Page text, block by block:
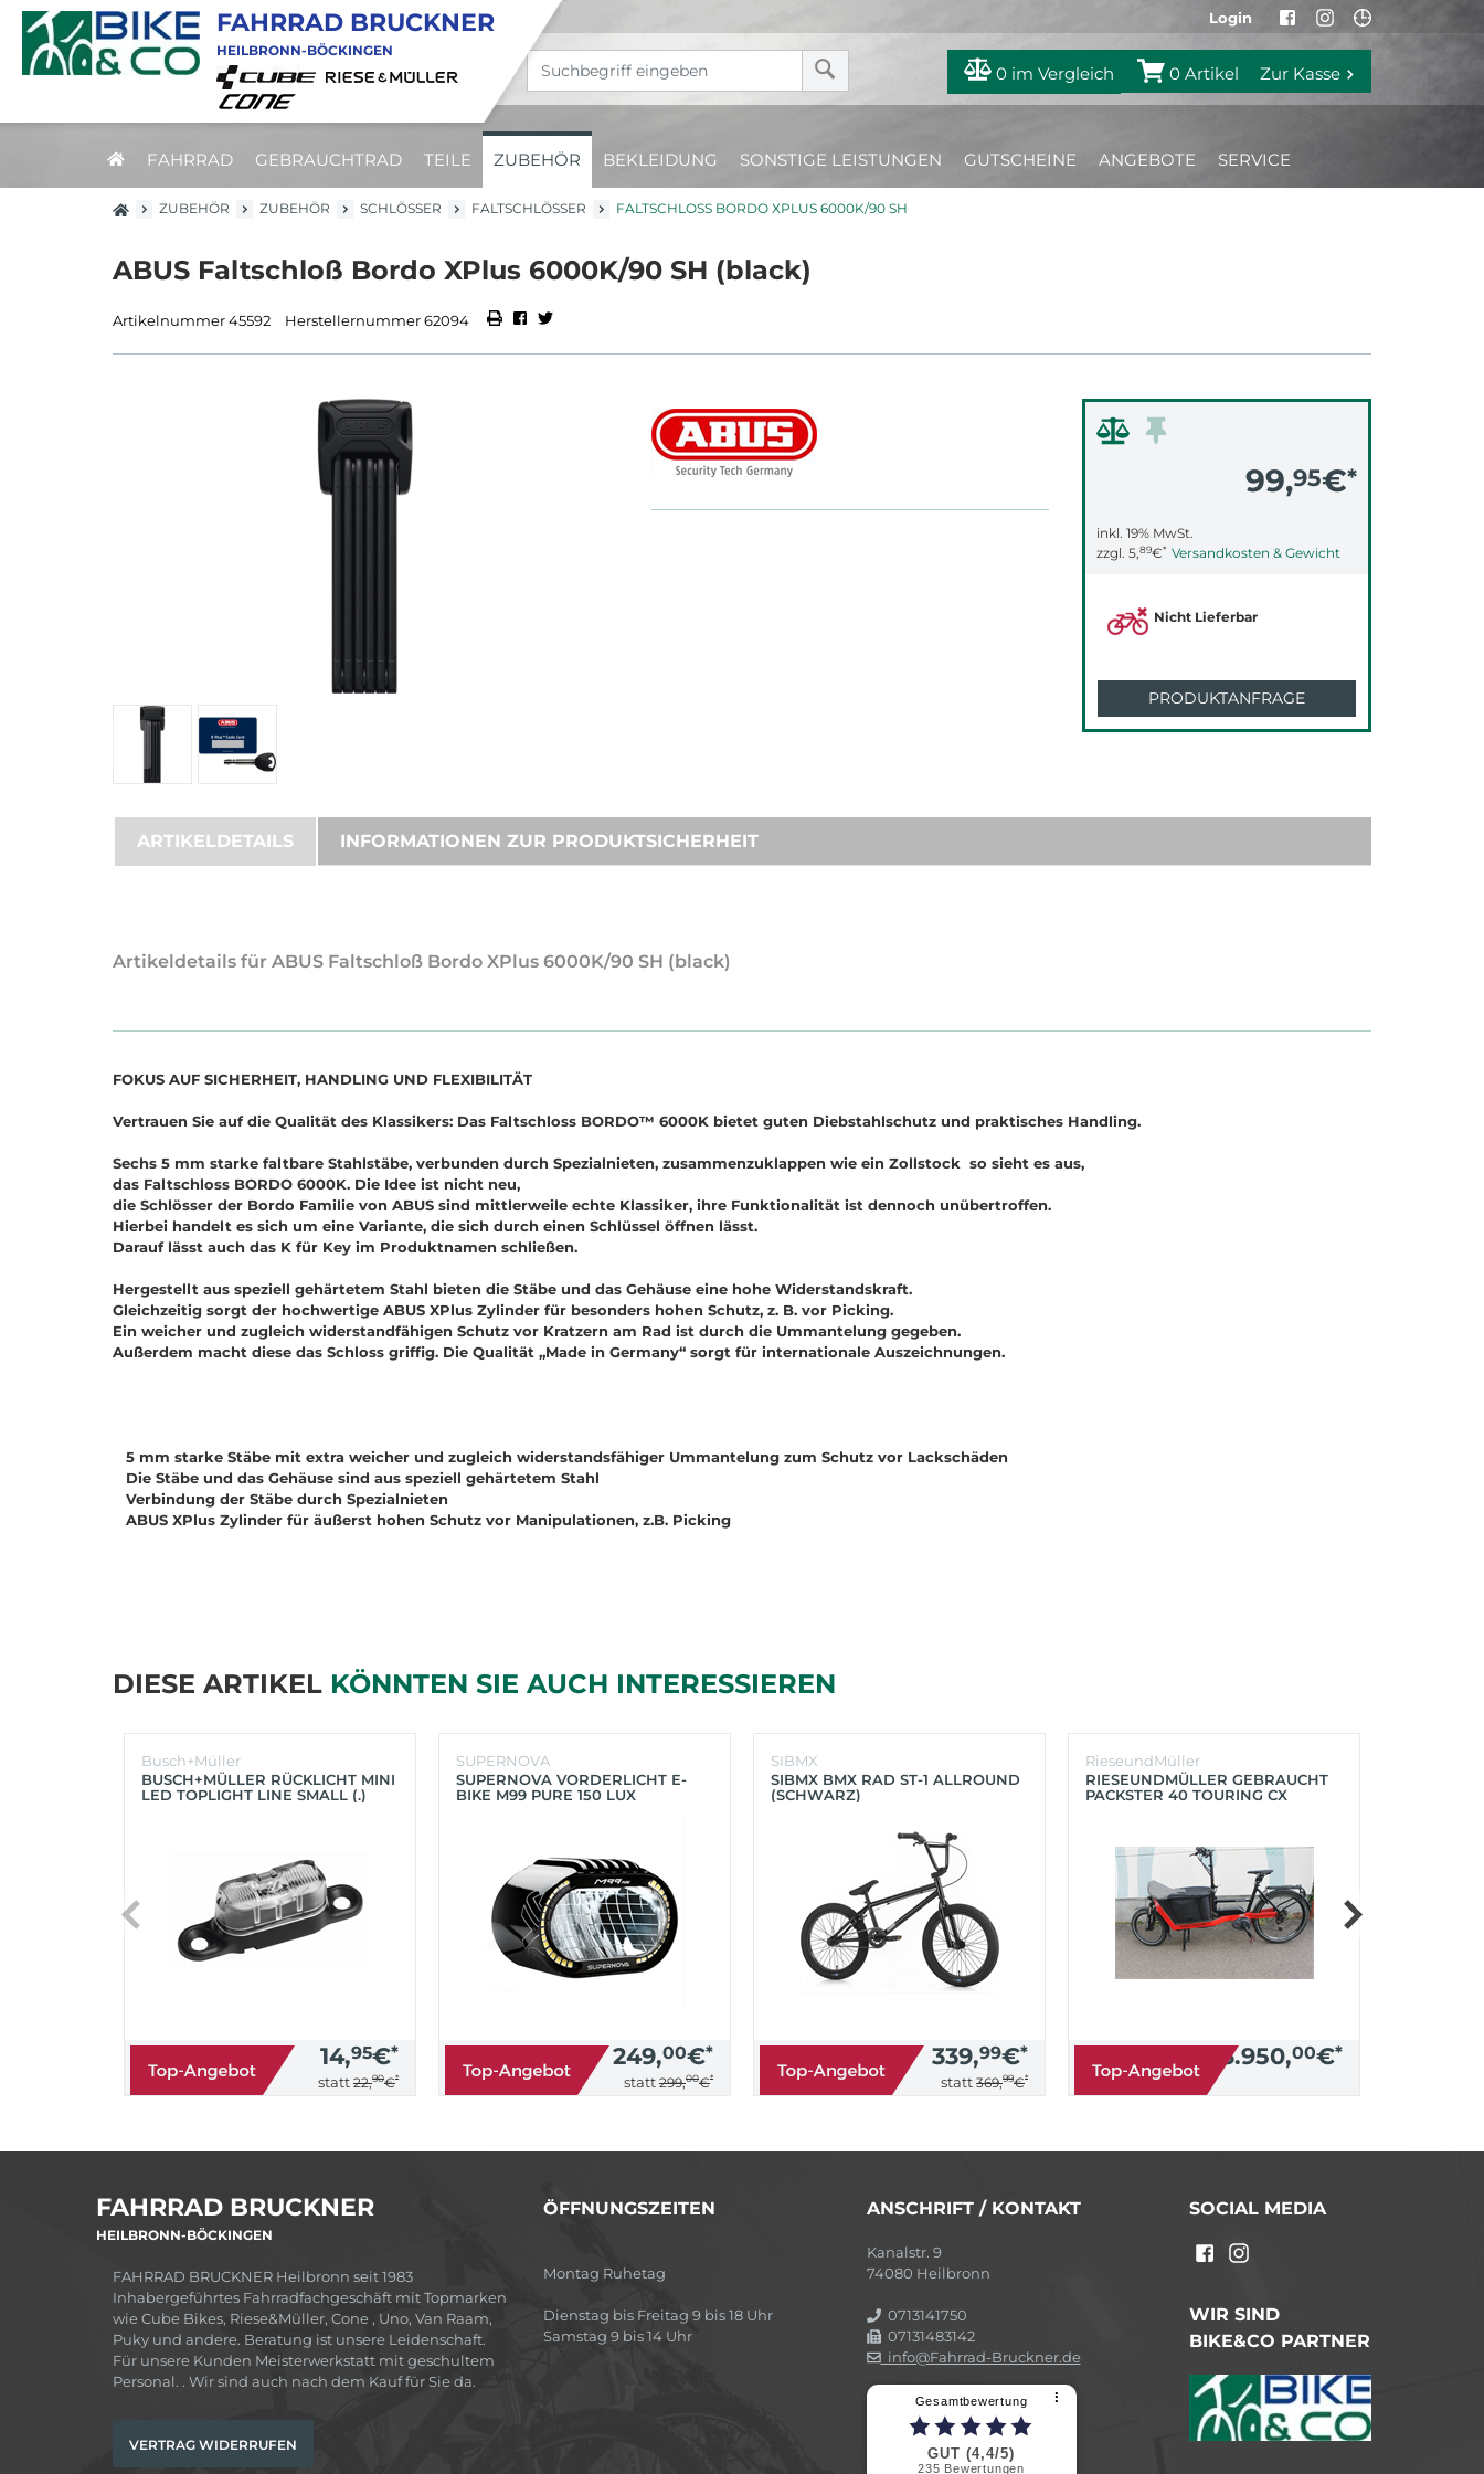
Login
0 im Vergleich 0 Artikel Zur Kasse
FAHRRAD GEBRAUCHTRAD TEILE ZUBEHÖR BEKLEIDUNG SONSTIGE LEISTUNGEN GUTSCHEINE ANGEBOTE SERVICE
FAHRRAD BRUCKNER
HEILBRONN-BÖCKINGEN
ZUBEHÖR ZUBEHÖR SCHLÖSSER FALTSCHLÖSSER FALTSCHLOSS BORDO XPLUS 6000K/90 SH
ABUS Faltschloß Bordo XPlus 6000K/90 SH (black)
Artikelnummer 45592 Herstellernummer 62094
99,95€*
inkl. 19% MwSt.
zzgl. 5,89€* Versandkosten & Gewicht
Nicht Lieferbar
PRODUKTANFRAGE
ARTIKELDETAILS INFORMATIONEN ZUR PRODUKTSICHERHEIT
Artikeldetails für ABUS Faltschloß Bordo XPlus 6000K/90 SH (black)
FOKUS AUF SICHERHEIT, HANDLING UND FLEXIBILITÄT
Vertrauen Sie auf die Qualität des Klassikers: Das Faltschloss BORDO™ 6000K bietet guten Diebstahlschutz und praktisches Handling.
Sechs 5 mm starke faltbare Stahlstäbe, verbunden durch Spezialnieten, zusammenzuklappen wie ein Zollstock so sieht es aus,
das Faltschloss BORDO 6000K. Die Idee ist nicht neu,
die Schlösser der Bordo Familie von ABUS sind mittlerweile echte Klassiker, ihre Funktionalität ist dennoch unübertroffen.
Hierbei handelt es sich um eine Variante, die sich durch einen Schlüssel öffnen lässt.
Darauf lässt auch das K für Key im Produktnamen schließen.
Hergestellt aus speziell gehärtetem Stahl bieten die Stäbe und das Gehäuse eine hohe Widerstandskraft.
Gleichzeitig sorgt der hochwertige ABUS XPlus Zylinder für besonders hohen Schutz, z. B. vor Picking.
Ein weicher und zugleich widerstandfähigen Schutz vor Kratzern am Rad ist durch die Ummantelung gegeben.
Außerdem macht diese das Schloss griffig. Die Qualität „Made in Germany“ sorgt für internationale Auszeichnungen.
5 mm starke Stäbe mit extra weicher und zugleich widerstandsfähiger Ummantelung zum Schutz vor Lackschäden
Die Stäbe und das Gehäuse sind aus speziell gehärtetem Stahl
Verbindung der Stäbe durch Spezialnieten
ABUS XPlus Zylinder für äußerst hohen Schutz vor Manipulationen, z.B. Picking
DIESE ARTIKEL KÖNNTEN SIE AUCH INTERESSIEREN
Busch+Müller
BUSCH+MÜLLER RÜCKLICHT MINI
LED TOPLIGHT LINE SMALL (.)
14,95€*
statt 22,90€*
SUPERNOVA
SUPERNOVA VORDERLICHT E-
BIKE M99 PURE 150 LUX
249,00€*
statt 299,00€*
SIBMX
SIBMX BMX RAD ST-1 ALLROUND
(SCHWARZ)
339,99€*
statt 369,99€*
RieseundMüller
RIESEUNDMÜLLER GEBRAUCHT
PACKSTER 40 TOURING CX
3.950,00€*
FAHRRAD BRUCKNER
HEILBRONN-BÖCKINGEN
FAHRRAD BRUCKNER Heilbronn seit 1983
Inhabergeführtes Fahrradfachgeschäft mit Topmarken
wie Cube Bikes, Riese&Müller, Cone , Uno, Van Raam,
Puky und andere. Beratung ist unsere Leidenschaft.
Für unsere Kunden Meisterwerkstatt mit geschultem
Personal. . Wir sind auch nach dem Kauf für Sie da.
VERTRAG WIDERRUFEN
ÖFFNUNGSZEITEN
Montag Ruhetag
Dienstag bis Freitag 9 bis 18 Uhr
Samstag 9 bis 14 Uhr
ANSCHRIFT / KONTAKT
Kanalstr. 9
74080 Heilbronn
0713141750
07131483142
info@Fahrrad-Bruckner.de
Gesamtbewertung ⠇
GUT (4,4/5)
235 Bewertungen
SOCIAL MEDIA
WIR SIND
BIKE&CO PARTNER